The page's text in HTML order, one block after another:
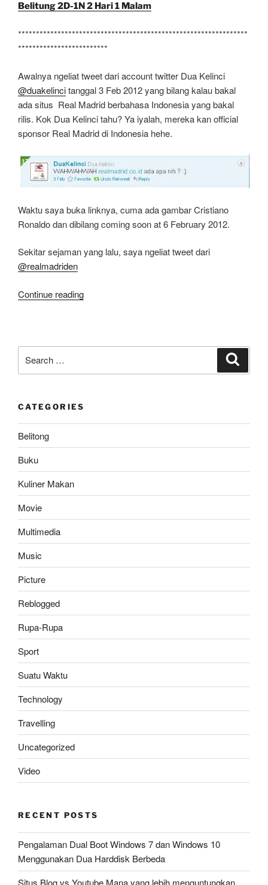
Belitung 2D-1N 2 Hari 1 Malam
****************************************************************
*************************
Awalnya ngeliat tweet dari account twitter Dua Kelinci
@duakelincitanggal 3 Feb 2012 yang bilang kalau bakal
ada situs Real Madrid berbahasa Indonesia yang bakal
rilis. Kok Dua Kelinci tahu? Ya iyalah, mereka kan official
sponsor Real Madrid di Indonesia hehe.
Waktu saya buka linknya, cuma ada gambar Cristiano
Ronaldo dan dibilang coming soon at 6 February 2012.
Sekitar sejaman yang lalu, saya ngeliat tweet dari
@realmadriden
Continue reading“Realmadrid.co.id
Real
Resmi
for:
CATEGORIES
Belitong
Buku
Kuliner Makan
Movie
Multimedia
Music
Picture
Reblogged
Rupa-Rupa
Sport
Suatu Waktu
Technology
Travelling
Uncategorized
Video
RECENT POSTS
Pengalaman Dual Boot Windows 7 dan Windows 10
Menggunakan Dua Harddisk Berbeda